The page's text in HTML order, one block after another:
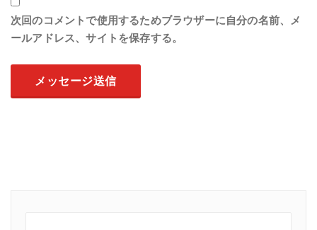
次回のコメントで使用するためブラウザーに自分の名前、メ
ールアドレス、サイトを保存する。